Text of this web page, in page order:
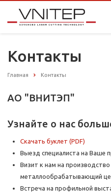
Контакты
Главная Контакты
АО "ВНИТЭП"
Узнайте о нас
Скачать буклет (PDF)
Выезд специалиста на Ваше
Визит к нам на
металлообрабатывающий
Встреча на профильной